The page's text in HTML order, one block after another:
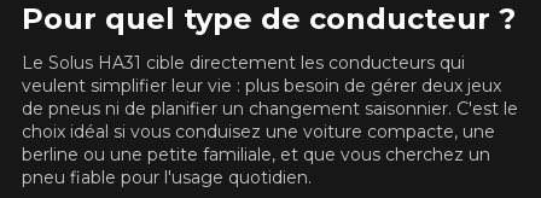
PROMOTIONS EN COURS
Qui sommes-nous ?
Procédures d'achat
Méthodes de paiement
Protection contre les hasards routiers
Politique de retour
Pour quel type de conducteur ?
Le Solus HA31 cible directement les conducteurs qui
veulent simplifier leur vie : plus besoin de gérer deux jeux
de pneus ni de planifier un changement saisonnier. C'est le
choix idéal si vous conduisez une voiture compacte, une
berline ou une petite familiale, et que vous cherchez un
pneu fiable pour l'usage quotidien.
Malheureusement, aucun résultat ne
convenant parfaitement à votre
recherche n'est disponible en ligne
présentement. Nous aimerions vous
aider à trouver le produit qu'il vous faut.